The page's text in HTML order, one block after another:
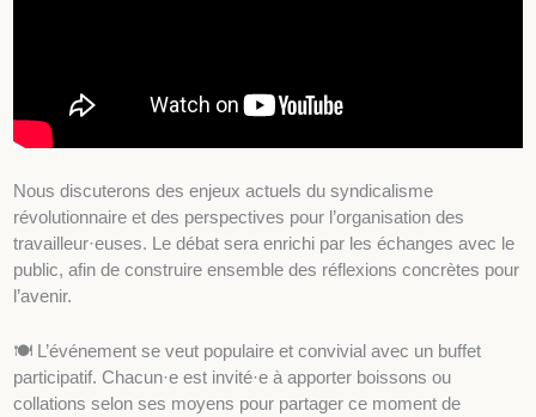
Nous discuterons des enjeux actuels du syndicalisme
révolutionnaire et des perspectives pour l’organisation des
travailleur·euses. Le débat sera enrichi par les échanges avec le
public, afin de construire ensemble des réflexions concrètes pour
l’avenir.
🍽 L’événement se veut populaire et convivial avec un buffet
participatif. Chacun·e est invité·e à apporter boissons ou
collations selon ses moyens pour partager ce moment de